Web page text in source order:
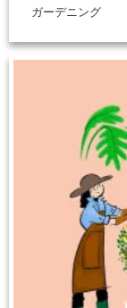
ガーデニング